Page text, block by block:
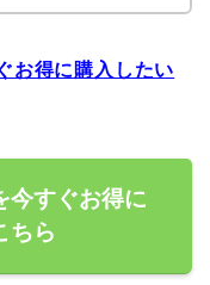
お得に購入したい
今すぐお得に
ちら